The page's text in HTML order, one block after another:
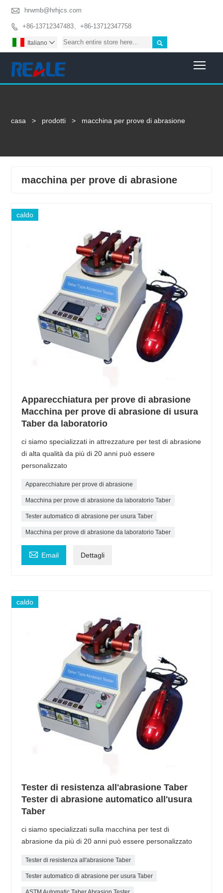
 hrwmb@hrhjcs.com
 +86-13712347483、+86-13712347758

Italiano 
casa > prodotti > macchina per prove di abrasione
macchina per prove di abrasione
caldo
Apparecchiatura per prove di abrasione
Macchina per prove di abrasione di usura
Taber da laboratorio
ci siamo specializzati in attrezzature per test di abrasione
di alta qualità da più di 20 anni può essere
personalizzato
Apparecchiature per prove di abrasione
Macchina per prove di abrasione da laboratorio Taber
Tester automatico di abrasione per usura Taber
Macchina per prove di abrasione da laboratorio Taber
 Email Dettagli
caldo
Tester di resistenza all'abrasione Taber
Tester di abrasione automatico all'usura
Taber
ci siamo specializzati sulla macchina per test di
abrasione da più di 20 anni può essere personalizzato
Tester di resistenza all'abrasione Taber
Tester automatico di abrasione per usura Taber